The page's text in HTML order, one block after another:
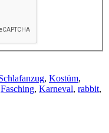
, Kostüm,
Fasching, Karneval, rabbit,